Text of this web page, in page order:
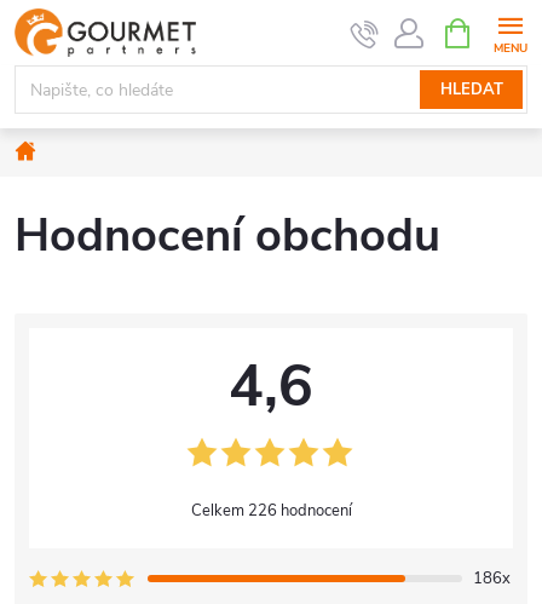
Přejít
na
obsah
HLEDAT
NÁKUPNÍ
KOŠÍK
Domů
Hodnocení obchodu
4,6
226 hodnocení
186x